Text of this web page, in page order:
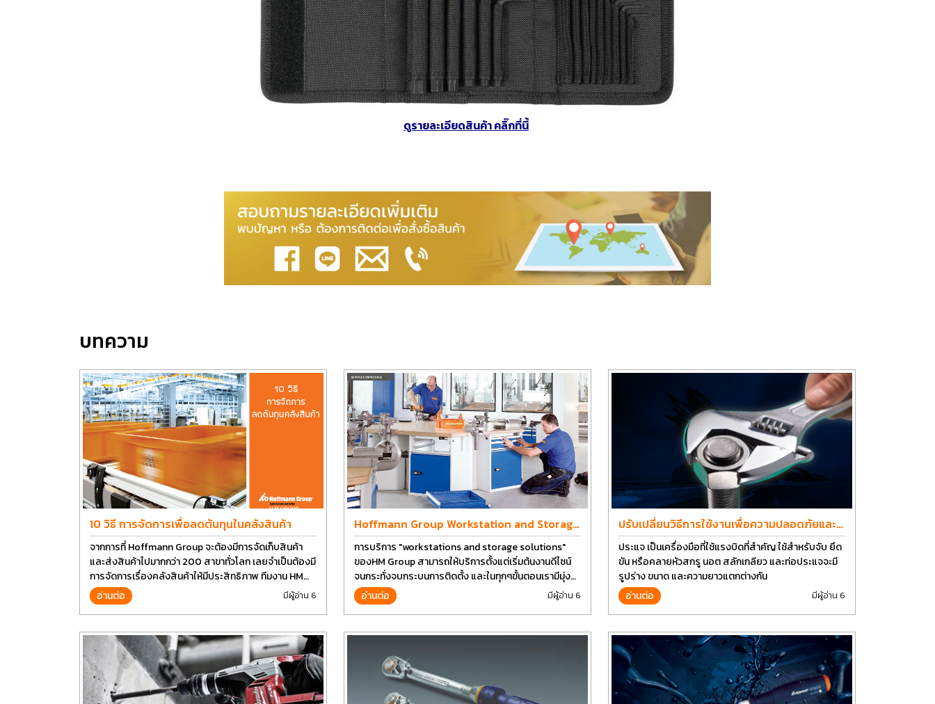
ดูรายละเอียดสินค้า คลิ๊กที่นี้
บทความ
10 วิธี การจัดการเพื่อลดต้นทุนในคลังสินค้า
จากการที่ Hoffmann Group จะต้องมีการจัดเก็บสินค้า
และส่งสินค้าไปมากกว่า 200 สาขาทั่วโลก เลยจำเป็นต้องมี
การจัดการเรื่องคลังสินค้าให้มีประสิทธิภาพ ทีมงาน HM
Group เลยอยากนำวิธีการบางส่วนมาแบ่งปันกัน
อ่านต่อ มีผู้อ่าน 6
Hoffmann Group Workstation and Storage
Design
การบริการ "workstations and storage solutions"
ของHM Group สามารถให้บริการตั้งแต่เริ่มต้นงานดีไซน์
จนกระทั่งจบกระบนการติดตั้ง และในทุกๆขั้นตอนเรามีมุ่ง
มั่นเพื่อที่จะให้คุณได้รับคุณภาพและการที่งานที่ดีที่สุด บน
ต้นทุนที่ดีที่สุดเช่นกัน
อ่านต่อ มีผู้อ่าน 6
ปรับเปลี่ยนวิธีการใช้งานเพื่อความปลอดภัยและ
ยืดอายุการใช้งานประแจได้อีกนาน
ประแจ เป็นเครื่องมือที่ใช้แรงบิดที่สำคัญ ใช้สำหรับจับ ยึด
ขัน หรือคลายหัวสกรู นอต สลักเกลียว และท่อประแจจะมี
รูปร่าง ขนาด และความยาวแตกต่างกัน
อ่านต่อ
มีผู้อ่าน 6